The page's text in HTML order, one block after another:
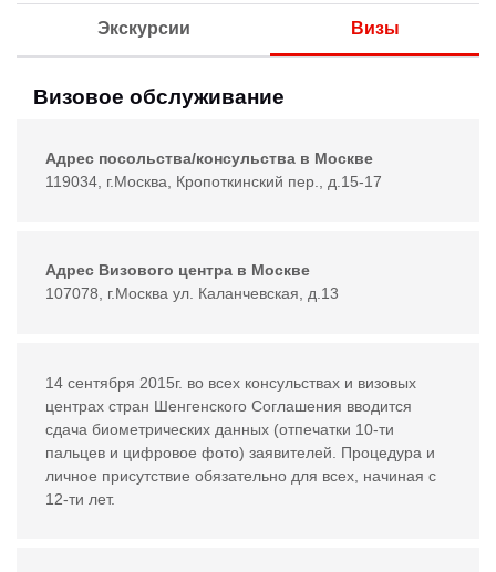
Экскурсии Визы
Визовое обслуживание
Адрес посольства/консульства в Москве
119034, г.Москва, Кропоткинский пер., д.15-17
Адрес Визового центра в Москве
107078, г.Москва ул. Каланчевская, д.13
14 сентября 2015г. во всех консульствах и визовых
центрах стран Шенгенского Соглашения вводится
сдача биометрических данных (отпечатки 10-ти
пальцев и цифровое фото) заявителей. Процедура и
личное присутствие обязательно для всех, начиная с
12-ти лет.